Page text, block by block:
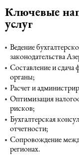
Ключевые
услуг
Ведение
законодательства
Составление и
органы;
Расчет и
Оптимизация
рисков;
Бухгалтерская
отчетности;
Сопровождение
регионах.